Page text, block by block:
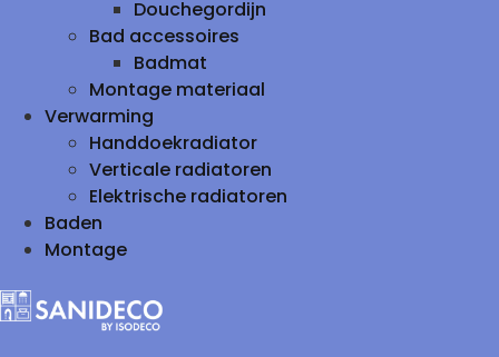
Douchegordijn
Bad accessoires
Badmat
Montage materiaal
Verwarming
Handdoekradiator
Verticale radiatoren
Elektrische radiatoren
Baden
Montage